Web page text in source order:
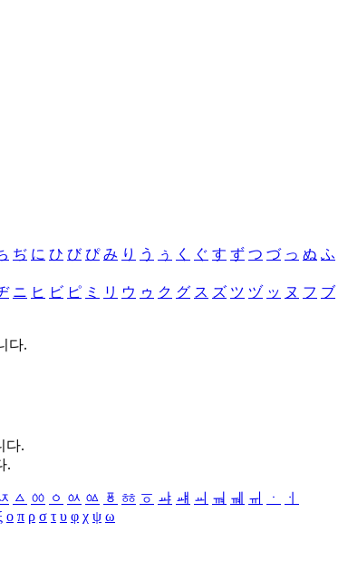
ぢ に ひ び ぴ み り う ぅ く ぐ す ず つ づ っ ぬ ふ
ニ ヒ ビ ピ ミ リ ウ ゥ ク グ ス ズ ツ ヅ ッ ヌ フ ブ
다.
다.
.
ㅿ ㆀ ㆁ ㆂ ㆃ ㆄ ㆅ ㆆ ㆇ ㆈ ㆉ ㆊ ㆋ ㆌ ㆍ
ㆎ
ο π ρ σ τ υ φ χ ψ ω